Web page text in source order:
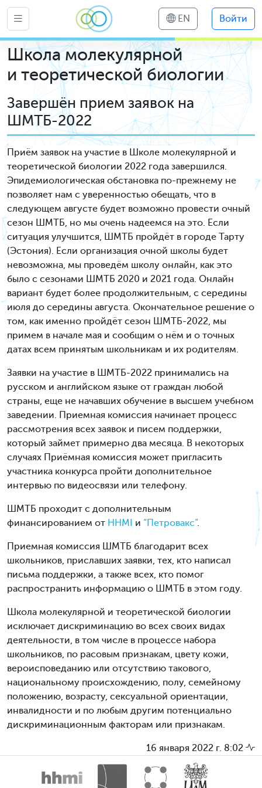
EN Войти
Школа молекулярной
и теоретической биологии
Завершён прием заявок на
ШМТБ-2022
Приём заявок на участие в Школе молекулярной и
теоретической биологии 2022 года завершился.
Эпидемиологическая обстановка по-прежнему не
позволяет нам с уверенностью обещать, что в
следующем августе будет возможно провести очный
сезон ШМТБ, но мы очень надеемся на это. Если
ситуация улучшится, ШМТБ пройдёт в городе Тарту
(Эстония). Если организация очной школы будет
невозможна, мы проведём школу онлайн, как это
было с сезонами ШМТБ 2020 и 2021 года. Онлайн
вариант будет более продолжительным, с середины
июля до середины августа. Окончательное решение о
том, как именно пройдёт сезон ШМТБ-2022, мы
примем в начале мая и сообщим о нём и о точных
датах всем принятым школьникам и их родителям.
Заявки на участие в ШМТБ-2022 принимались на
русском и английском языке от граждан любой
страны, еще не начавших обучение в высшем учебном
заведении. Приемная комиссия начинает процесс
рассмотрения всех заявок и писем поддержки,
который займет примерно два месяца. В некоторых
случаях Приёмная комиссия может пригласить
участника конкурса пройти дополнительное
интервью по видеосвязи или телефону.
ШМТБ проходит с дополнительным
финансированием от HHMI и “Петровакс”.
Приемная комиссия ШМТБ благодарит всех
школьников, приславших заявки, тех, кто написал
письма поддержки, а также всех, кто помог
распространить информацию о ШМТБ в этом году.
Школа молекулярной и теоретической биологии
исключает дискриминацию во всех своих видах
деятельности, в том числе в процессе набора
школьников, по расовым признакам, цвету кожи,
вероисповеданию или отсутствию такового,
национальному происхождению, полу, семейному
положению, возрасту, сексуальной ориентации,
инвалидности и по любым другим потенциально
дискриминационным факторам или признакам.
16 января 2022 г. 8:02